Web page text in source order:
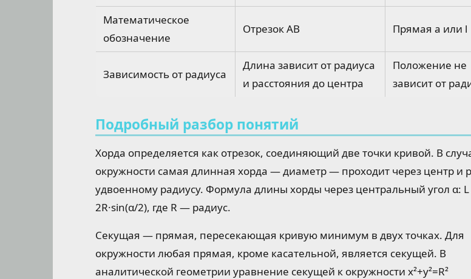
Математическое
обозначение
Отрезок AB Прямая a или l
Зависимость от радиуса
Длина зависит от радиуса
и расстояния до центра
Положение не
зависит от
Подробный разбор понятий
Хорда определяется как отрезок, соединяющий две точки кривой. В
окружности самая длинная хорда — диаметр — проходит через центр и
удвоенному радиусу. Формула длины хорды через центральный угол α: L
2R·sin(α/2), где R — радиус.
Секущая — прямая, пересекающая кривую минимум в двух точках. Для
окружности любая прямая, кроме касательной, является секущей. В
аналитической геометрии уравнение секущей к окружности x²+y²=R²